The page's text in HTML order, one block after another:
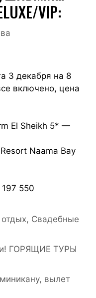
VIP:
3 декабря на 8
включено, цена
El Sheikh 5* —
Naama Bay
550
, Свадебные
ГОРЯЩИЕ ТУРЫ
вылет